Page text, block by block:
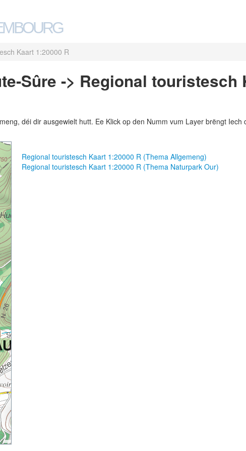
Kaart 1:20000 R
Sûre -> Regional touristesch
déi dir ausgewielt hutt. Ee Klick op den Numm vum Layer brëngt Iech
Regional touristesch Kaart 1:20000 R (Thema Allgemeng)
Regional touristesch Kaart 1:20000 R (Thema Naturpark Our)